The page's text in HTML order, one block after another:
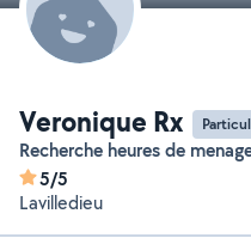
Veronique Rx
Recherche heures de
5/5
Lavilledieu